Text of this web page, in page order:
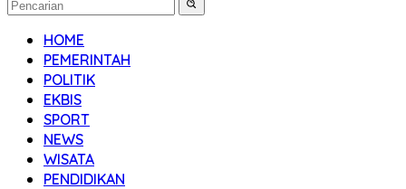
HOME
PEMERINTAH
POLITIK
EKBIS
SPORT
NEWS
WISATA
PENDIDIKAN